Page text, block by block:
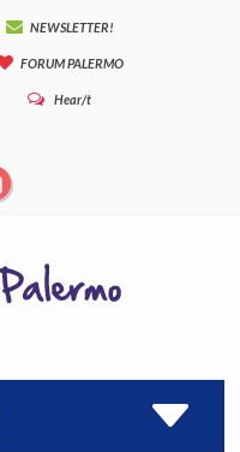
NEWSLETTER!
FORUM PALERMO
Hear/t